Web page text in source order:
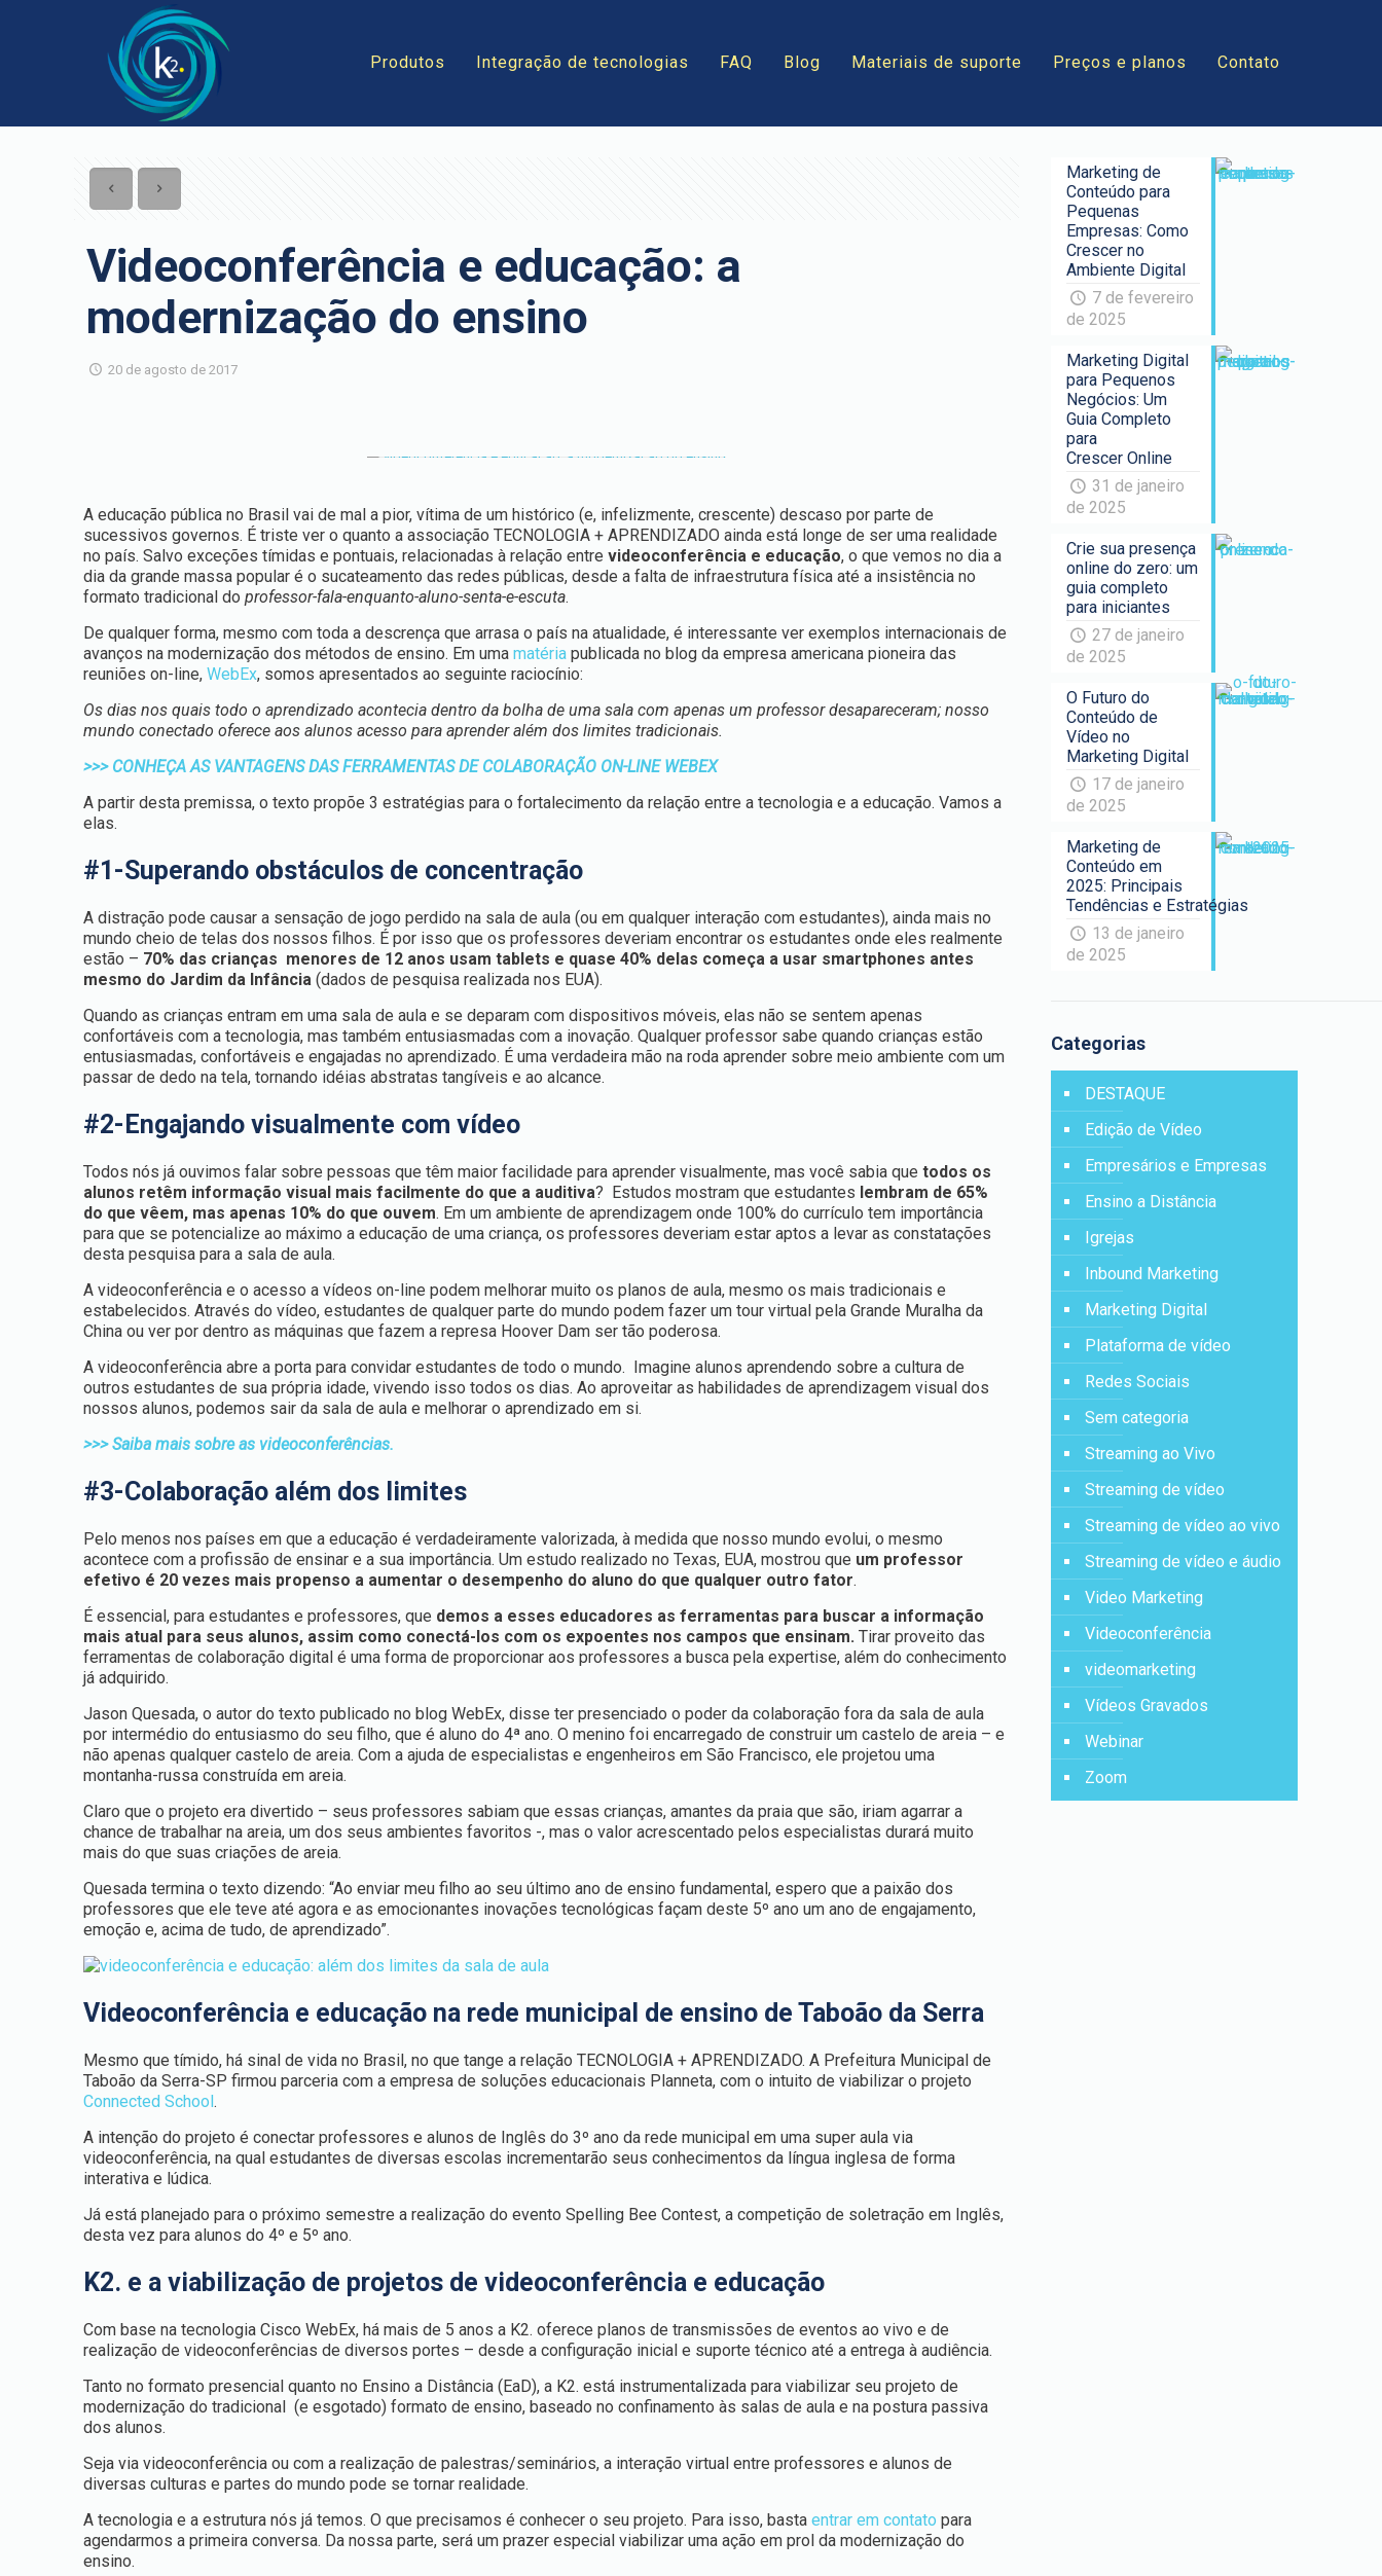
Produtos Integração de tecnologias FAQ Blog Materiais de suporte Preços e planos Contato
Videoconferência e educação: a
modernização do ensino
20 de agosto de 2017
A educação pública no Brasil vai de mal a pior, vítima de um histórico (e, infelizmente, crescente) descaso por parte de
sucessivos governos. É triste ver o quanto a associação TECNOLOGIA + APRENDIZADO ainda está longe de ser uma realidade
no país. Salvo exceções tímidas e pontuais, relacionadas à relação entrevideoconferência e educação, o que vemos no dia a
dia da grande massa popular é o sucateamento das redes públicas, desde a falta de infraestrutura física até a insistência no
formato tradicional doprofessor-fala-enquanto-aluno-senta-e-escuta.
De qualquer forma, mesmo com toda a descrença que arrasa o país na atualidade, é interessante ver exemplos internacionais de
avanços na modernização dos métodos de ensino. Em umamatéria publicada no blog da empresa americana pioneira das
reuniões on-line,WebEx, somos apresentados ao seguinte raciocínio:
Os dias nos quais todo o aprendizado acontecia dentro da bolha de uma sala com apenas um professor desapareceram; nosso
mundo conectado oferece aos alunos acesso para aprender além dos limites tradicionais.
>>> CONHEÇA AS VANTAGENS DAS FERRAMENTAS DE COLABORAÇÃO ON-LINE WEBEX
A partir desta premissa, o texto propõe 3 estratégias para o fortalecimento da relação entre a tecnologia e a educação. Vamos a
elas.
#1-Superando obstáculos de concentração
A distração pode causar a sensação de jogo perdido na sala de aula (ou em qualquer interação com estudantes), ainda mais no
mundo cheio de telas dos nossos filhos. É por isso que os professores deveriam encontrar os estudantes onde eles realmente
estão – 70% das crianças menores de 12 anos usam tablets e quase 40% delas começa a usar smartphones antes
mesmo do Jardim da Infância (dados de pesquisa realizada nos EUA).
Quando as crianças entram em uma sala de aula e se deparam com dispositivos móveis, elas não se sentem apenas
confortáveis ​​com a tecnologia, mas também entusiasmadas com a inovação. Qualquer professor sabe quando crianças estão
entusiasmadas, confortáveis e engajadas no aprendizado. É uma verdadeira mão na roda aprender sobre meio ambiente com um
passar de dedo na tela, tornando idéias abstratas tangíveis e ao alcance.
#2-Engajando visualmente com vídeo
Todos nós já ouvimos falar sobre pessoas que têm maior facilidade para aprender visualmente, mas você sabia quetodos os
alunos retêm informação visual mais facilmente do que a auditiva? Estudos mostram que estudantes lembram de 65%
do que vêem, mas apenas 10% do que ouvem. Em um ambiente de aprendizagem onde 100% do currículo tem importância
para que se potencialize ao máximo a educação de uma criança, os professores deveriam estar aptos a levar as constatações
desta pesquisa para a sala de aula.
A videoconferência e o acesso a vídeos on-line podem melhorar muito os planos de aula, mesmo os mais tradicionais e
estabelecidos. Através do vídeo, estudantes de qualquer parte do mundo podem fazer um tour virtual pela Grande Muralha da
China ou ver por dentro as máquinas que fazem a represa Hoover Dam ser tão poderosa.
A videoconferência abre a porta para convidar estudantes de todo o mundo. Imagine alunos aprendendo sobre a cultura de
outros estudantes de sua própria idade, vivendo isso todos os dias. Ao aproveitar as habilidades de aprendizagem visual dos
nossos alunos, podemos sair da sala de aula e melhorar o aprendizado em si.
>>> Saiba mais sobre as videoconferências.
#3-Colaboração além dos limites
Pelo menos nos países em que a educação é verdadeiramente valorizada, à medida que nosso mundo evolui, o mesmo
acontece com a profissão de ensinar e a sua importância. Um estudo realizado no Texas, EUA, mostrou que um professor
efetivo é 20 vezes mais propenso a aumentar o desempenho do aluno do que qualquer outro fator.
É essencial, para estudantes e professores, que demos a esses educadores as ferramentas para buscar a informação
mais atual para seus alunos, assim como conectá-los com os expoentes nos campos que ensinam. Tirar proveito das
ferramentas de colaboração digital é uma forma de proporcionar aos professores a busca pela expertise, além do conhecimento
já adquirido.
Jason Quesada, o autor do texto publicado no blog WebEx, disse ter presenciado o poder da colaboração fora da sala de aula
por intermédio do entusiasmo do seu filho, que é aluno do 4ª ano. O menino foi encarregado de construir um castelo de areia – e
não apenas qualquer castelo de areia. Com a ajuda de especialistas e engenheiros em São Francisco, ele projetou uma
montanha-russa construída em areia.
Claro que o projeto era divertido – seus professores sabiam que essas crianças, amantes da praia que são, iriam agarrar a
chance de trabalhar na areia, um dos seus ambientes favoritos -, mas o valor acrescentado pelos especialistas durará muito
mais do que suas criações de areia.
Quesada termina o texto dizendo: “Ao enviar meu filho ao seu último ano de ensino fundamental, espero que a paixão dos
professores que ele teve até agora e as emocionantes inovações tecnológicas façam deste 5º ano um ano de engajamento,
emoção e, acima de tudo, de aprendizado”.
Videoconferência e educação na rede municipal de ensino de Taboão da Serra
Mesmo que tímido, há sinal de vida no Brasil, no que tange a relação TECNOLOGIA + APRENDIZADO. A Prefeitura Municipal de
Taboão da Serra-SP firmou parceria com a empresa de soluções educacionais Planneta, com o intuito de viabilizar o projeto
Connected School.
A intenção do projeto é conectar professores e alunos de Inglês do 3º ano da rede municipal em uma super aula via
videoconferência, na qual estudantes de diversas escolas incrementarão seus conhecimentos da língua inglesa de forma
interativa e lúdica.
Já está planejado para o próximo semestre a realização do evento Spelling Bee Contest, a competição de soletração em Inglês,
desta vez para alunos do 4º e 5º ano.
K2. e a viabilização de projetos de videoconferência e educação
Com base na tecnologia Cisco WebEx, há mais de 5 anos a K2. oferece planos de transmissões de eventos ao vivo e de
realização de videoconferências de diversos portes – desde a configuração inicial e suporte técnico até a entrega à audiência.
Tanto no formato presencial quanto no Ensino a Distância (EaD), a K2. está instrumentalizada para viabilizar seu projeto de
modernização do tradicional (e esgotado) formato de ensino, baseado no confinamento às salas de aula e na postura passiva
dos alunos.
Seja via videoconferência ou com a realização de palestras/seminários, a interação virtual entre professores e alunos de
diversas culturas e partes do mundo pode se tornar realidade.
A tecnologia e a estrutura nós já temos. O que precisamos é conhecer o seu projeto. Para isso, bastaentrar em contato para
agendarmos a primeira conversa. Da nossa parte, será um prazer especial viabilizar uma ação em prol da modernização do
ensino.
Marketing de
Conteúdo para
Pequenas
Empresas: Como
Crescer no
Ambiente Digital
7 de fevereiro
de 2025
Marketing Digital
para Pequenos
Negócios: Um
Guia Completo
para
Crescer Online
31 de janeiro
de 2025
Crie sua presença
online do zero: um
guia completo
para iniciantes
27 de janeiro
de 2025
O Futuro do
Conteúdo de
Vídeo no
Marketing Digital
17 de janeiro
de 2025
Marketing de
Conteúdo em
2025: Principais
Tendências e Estratégias
13 de janeiro
de 2025
Categorias
DESTAQUE
Edição de Vídeo
Empresários e Empresas
Ensino a Distância
Igrejas
Inbound Marketing
Marketing Digital
Plataforma de vídeo
Redes Sociais
Sem categoria
Streaming ao Vivo
Streaming de vídeo
Streaming de vídeo ao vivo
Streaming de vídeo e áudio
Video Marketing
Videoconferência
videomarketing
Vídeos Gravados
Webinar
Zoom